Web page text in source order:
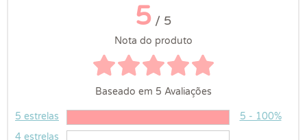
5 / 5
Nota do produto
Baseado em 5 Avaliações
5 estrelas
5 - 100%
4 estrelas